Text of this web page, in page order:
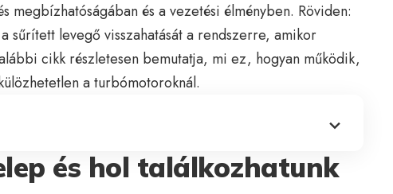
megbízhatóságában és a vezetési élményben. Röviden:
sűrített levegő visszahatását a rendszerre, amikor
cikk részletesen bemutatja, mi ez, hogyan működik,
a turbómotoroknál.
és hol találkozhatunk